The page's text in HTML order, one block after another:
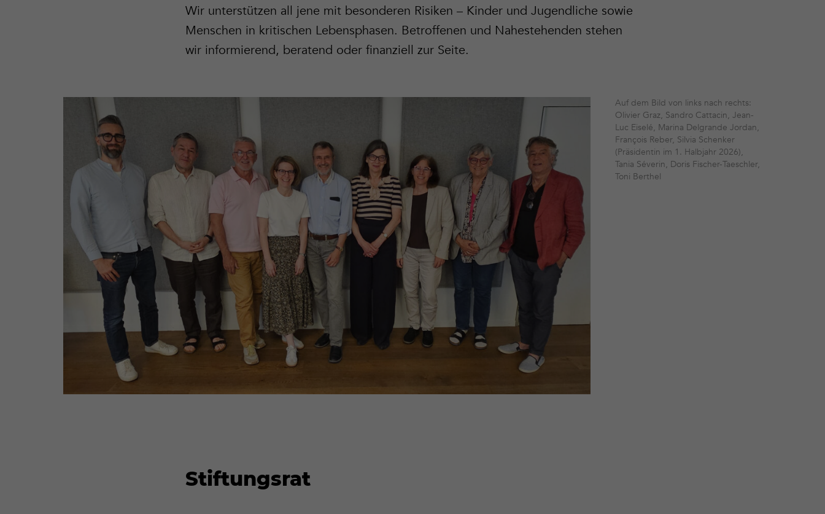
Wir unterstützen all jene mit besonderen Risiken – Kinder und Jugendliche sowie
Menschen in kritischen Lebensphasen. Betroffenen und Nahestehenden stehen
wir informierend, beratend oder finanziell zur Seite.
Auf dem Bild von links nach rechts:
Olivier Graz, Sandro Cattacin, Jean-
Luc Eiselé, Marina Delgrande Jordan,
François Reber, Silvia Schenker
(Präsidentin im 1. Halbjahr 2026),
Tania Séverin, Doris Fischer-Taeschler,
Toni Berthel
Stiftungsrat